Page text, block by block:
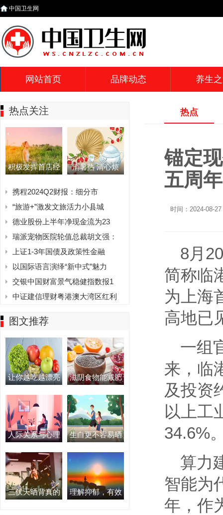
中国卫生网
网站首页 品牌动态 养生
热点关注
积极发挥首店经 消暑热 清心烦
携程2024Q2财报：细分市
“旅游+”激发文旅活力小县城
德业股份上半年净现金流为23
瑞派宠物医院轮值总裁胡文强：
上证1-3年国债及政策性金融
以国际语言演绎“新中式”魅力
交银中国财富景气稳健指数报1
中证建信理财粤港澳大湾区红利
图文推荐
让你越吃越漂亮 滋阴食物能减肥
人际关系与心理 生白更不容易晒
三伏天晒背真的 理解抑郁，有效
热点
锚定
五周
时间：2024-08-
8月
简称临
为上海
高地已
一组
来，临
及投资
以上工
34.6%
算力
智能为
年，作